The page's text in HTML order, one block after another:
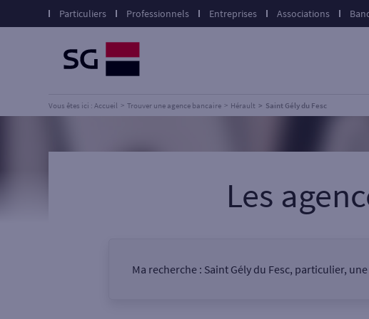
Particuliers Professionnels Entreprises Associations
Vous êtes ici : Accueil Trouver une agence bancaire Hérault Saint Gély du Fesc
Les
Ma recherche : Saint Gély du Fesc, particulier,